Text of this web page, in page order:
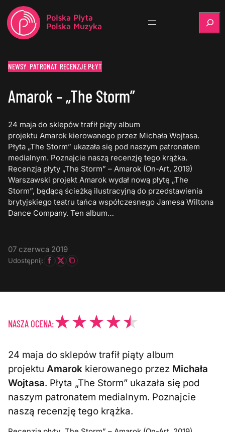
NEWSY PATRONAT RECENZJE PŁYT
Amarok – „The Storm”
24 maja do sklepów trafił piąty album
projektu Amarok kierowanego przez Michała Wojtasa.
Płyta „The Storm” ukazała się pod naszym patronatem
medialnym. Poznajcie naszą recenzję tego krążka.
Recenzja płyty „The Storm” – Amarok (On-Art, 2019)
Warszawski projekt Amarok wydał nową płytę „The
Storm”, będącą ścieżką ilustracyjną do przedstawienia
brytyjskiego teatru tańca współczesnego Jamesa Wiltona
Dance Company. Ten album…
07 czerwca 2019
Udostępnij:
NASZA OCENA:
24 maja do sklepów trafił piąty album
projektuAmarok kierowanego przez Michała
Wojtasa. Płyta „The Storm” ukazała się pod
naszym patronatem medialnym. Poznajcie
naszą recenzję tego krążka.